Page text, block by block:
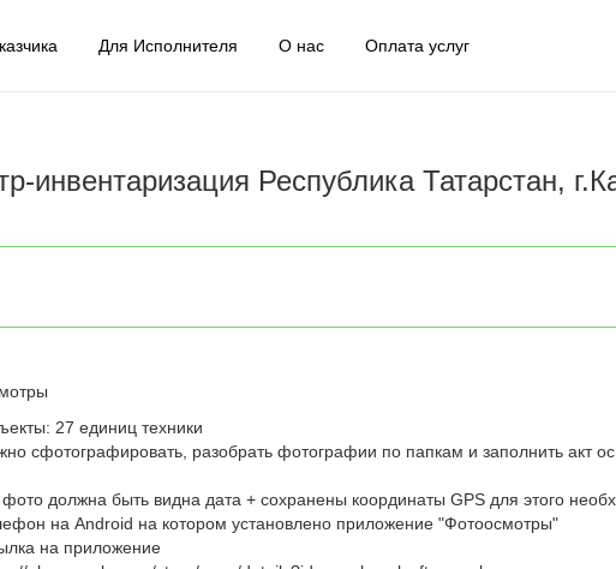
Для Исполнителя О нас Оплата услуг
инвентаризация Республика Татарстан,
27 единиц техники
сфотографировать, разобрать фотографии по папкам и заполнить акт
должна быть видна дата + сохранены координаты GPS для этого
на Android на котором установлено приложение "Фотоосмотры"
на приложение